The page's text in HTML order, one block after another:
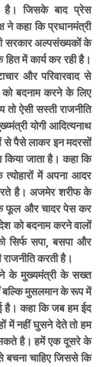
है। जिसके बाद प्रेस
ने कहा कि प्रधानमंत्री
सरकार अल्पसंख्यकों के
हित में कार्य कर रही है।
और परिवारवाद से
को बदनाम करने के लिए
तो ऐसी सस्ती राजनीति
योगी आदित्यनाथ
से पैसे लाकर इन मदरसों
किया जाता है। कहा कि
त्योहारों में अपना आदर
है। अजमेर शरीफ के
के फूल और चादर पेस कर
को बदनाम करने वालों
सिर्फ सपा, बसपा और
करती है।
के मुख्यमंत्री के सख्त
बल्कि मुसलमान के रूप में
है। कहा कि जब हम ईद
में नहीं घुसने देते तो हम
है। हमें एक दूसरे के
चाहिए जिससे कि